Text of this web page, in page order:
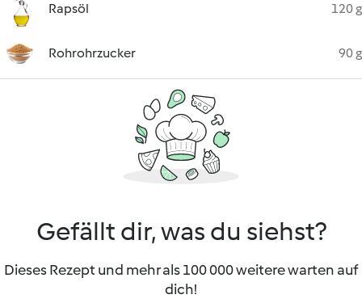
Rapsöl
120 g
Rohrohrzucker 90 g
Gefällt dir, was du siehst?
Dieses Rezept und mehr als 100 000 weitere warten auf
dich!